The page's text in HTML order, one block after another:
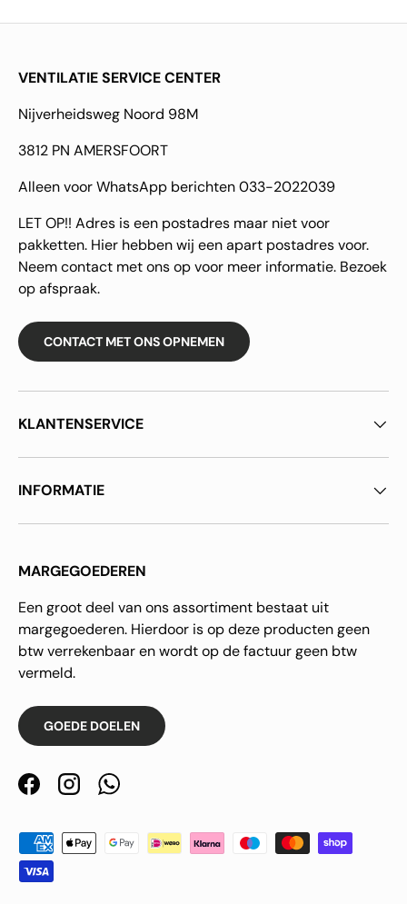
VENTILATIE SERVICE CENTER
Nijverheidsweg Noord 98M
3812 PN AMERSFOORT
Alleen voor WhatsApp berichten 033-2022039
LET OP!! Adres is een postadres maar niet voor
pakketten. Hier hebben wij een apart postadres voor.
Neem contact met ons op voor meer informatie. Bezoek
op afspraak.
CONTACT MET ONS OPNEMEN
KLANTENSERVICE
INFORMATIE
MARGEGOEDEREN
Een groot deel van ons assortiment bestaat uit
margegoederen. Hierdoor is op deze producten geen
btw verrekenbaar en wordt op de factuur geen btw
vermeld.
GOEDE DOELEN
FacebookInstagramWhatsApp
Geaccepteerde betaalmethoden